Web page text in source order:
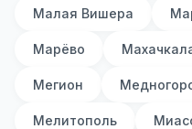
Малая Вишера
Марёво
Мегион
Мелитополь